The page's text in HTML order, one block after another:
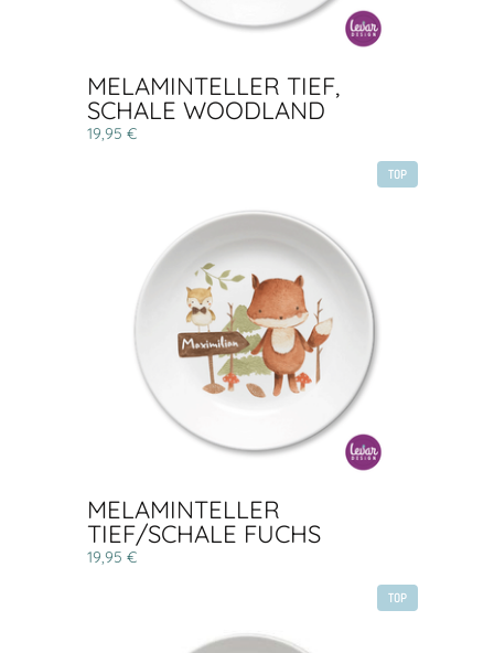
MELAMINTELLER TIEF,
SCHALE WOODLAND
19,95 €
TOP
MELAMINTELLER
TIEF/SCHALE FUCHS
19,95 €
TOP